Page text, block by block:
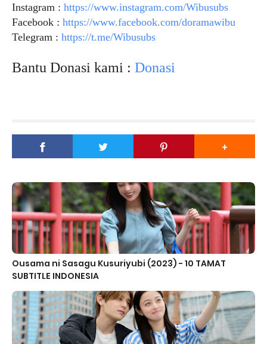
Instagram : https://www.instagram.com/Wibusubs
Facebook : https://www.facebook.com/doramawibu
Telegram : https://t.me/Wibusubs
Bantu Donasi kami : Donasi
Ousama ni Sasagu Kusuriyubi (2023) - 10 TAMAT
SUBTITLE INDONESIA